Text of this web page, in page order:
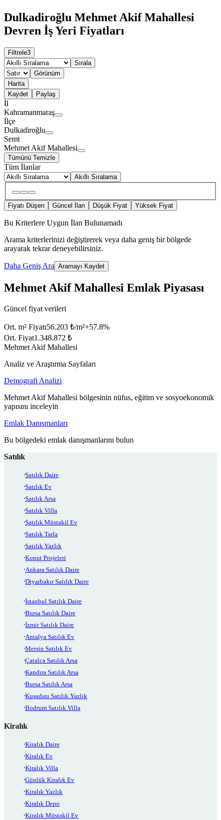
Dulkadiroğlu Mehmet Akif Mahallesi
Devren İş Yeri Fiyatları
Filtrele3
Sırala
Görünüm
Harita
Kaydet
Paylaş
İl
Kahramanmaraş
İlçe
Dulkadiroğlu
Semt
Mehmet Akif Mahallesi
Tümünü Temizle
Tüm İlanlar
Akıllı Sıralama
Fiyatı Düşen Güncel İlan Düşük Fiyat Yüksek Fiyat
Bu Kriterlere Uygun İlan Bulunamadı
Arama kriterlerinizi değiştirerek veya daha geniş bir bölgede
arayarak tekrar deneyebilirsiniz.
Daha Geniş Ara Aramayı Kaydet
Mehmet Akif Mahallesi Emlak Piyasası
Güncel fiyat verileri
Ort. m² Fiyatı56.203 ₺/m²+57.8%
Ort. Fiyat1.348.872 ₺
Mehmet Akif Mahallesi
Analiz ve Araştırma Sayfaları
Demografi Analizi
Mehmet Akif Mahallesi bölgesinin nüfus, eğitim ve sosyoekonomik
yapısını inceleyin
Emlak Danışmanları
Bu bölgedeki emlak danışmanlarını bulun
Satılık
Satılık Daire
Satılık Ev
Satılık Arsa
Satılık Villa
Satılık Müstakil Ev
Satılık Tarla
Satılık Yazlık
Konut Projeleri
Ankara Satılık Daire
Diyarbakır Satılık Daire
İstanbul Satılık Daire
Bursa Satılık Daire
İzmir Satılık Daire
Antalya Satılık Ev
Mersin Satılık Ev
Çatalca Satılık Arsa
Kandıra Satılık Arsa
Bursa Satılık Arsa
Kuşadası Satılık Yazlık
Bodrum Satılık Villa
Kiralık
Kiralık Daire
Kiralık Ev
Kiralık Villa
Günlük Kiralık Ev
Kiralık Yazlık
Kiralık Depo
Kiralık Müstakil Ev